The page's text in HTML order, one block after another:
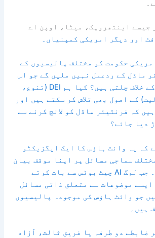
جیسے اینتھروپک، میٹا، اوپن اے
اور دیگر امریکی کمپنیاں۔
حکومت کو مختلف پالیسیوں کے
ماڈل کے ردعمل نہیں ملیں گے جو اس
کی پارٹی لائنوں کے خلاف چلتی ہیں؟ کیا ہم DEI (تنوع،
کے اصول بھی تلاش کر سکتے ہیں اور
کہ فرنٹیئر ماڈل کو لانچ کرنے سے
دیا جائے؟
کہ یہ وائٹ ہاؤس کا ایک ایگزیکٹو
سماجی مسائل پر اپنا موقف بیان
نہیں کیا گیا ہے۔ جب لوگ AI چیٹ بوٹس سے بات کرتے
ایسے موضوعات سے متعلق ذاتی مسائل
جو وائٹ ہاؤس کی موجودہ پالیسیوں
ہیں۔
ضابطے دو طرفہ یا فریق ثالث، آزاد